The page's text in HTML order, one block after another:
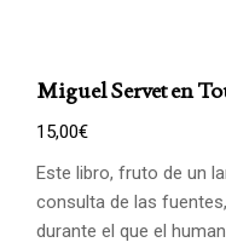
Miguel Servet en
15,00€
Este libro, fruto de un
consulta de las
durante el que el